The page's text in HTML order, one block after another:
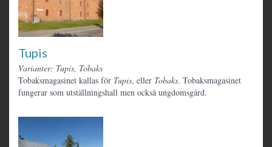
Tupis
Varianter: Tupis, Tobaks
Tobaksmagasinet kallas för Tupis, eller Tobaks. Tobaksmagasinet
fungerar som utställningshall men också ungdomsgård.